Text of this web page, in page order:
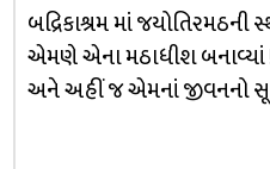
બદ્રિકાશ્રમ માં જયોતિરમઠની
એમણે એના મઠાધીશ બનાવ્યાં
અને અહીં જ એમનાં જીવનનો